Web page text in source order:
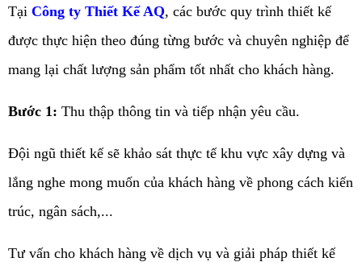
Tại Công ty Thiết Kế AQ, các bước quy trình thiết kế
được thực hiện theo đúng từng bước và chuyên nghiệp để
mang lại chất lượng sản phẩm tốt nhất cho khách hàng.
Bước 1: Thu thập thông tin và tiếp nhận yêu cầu.
Đội ngũ thiết kế sẽ khảo sát thực tế khu vực xây dựng và
lắng nghe mong muốn của khách hàng về phong cách kiến
trúc, ngân sách,...
Tư vấn cho khách hàng về dịch vụ và giải pháp thiết kế